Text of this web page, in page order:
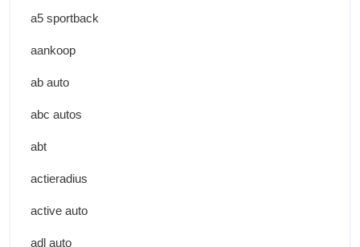
a5 sportback
aankoop
ab auto
abc autos
abt
actieradius
active auto
adl auto